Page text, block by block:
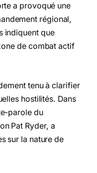
a provoqué une
régional,
indiquent que
de combat actif
tenu à clarifier
hostilités. Dans
parole du
Pat Ryder, a
sur la nature de